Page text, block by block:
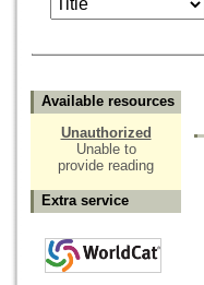
Available resources
Unauthorized
Unable to
provide reading
Extra service